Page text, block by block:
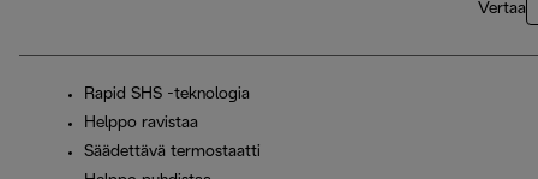
Vertaa
Rapid SHS -teknologia
Helppo ravistaa
Säädettävä termostaatti